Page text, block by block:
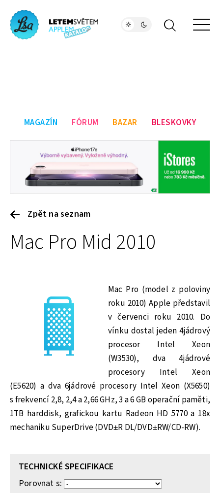
MAGAZÍN FÓRUM BAZAR BLESKOVKY
Zpět na seznam
Mac Pro Mid 2010
Mac Pro (model z poloviny
roku 2010) Apple představil
v červenci roku 2010. Do
vínku dostal jeden 4jádrový
procesor Intel Xeon
(W3530), dva 4jádrové
procesory Intel Xeon
(E5620) a dva 6jádrové procesory Intel Xeon (X5650)
s frekvencí 2,8, 2,4 a 2,66 GHz, 3 a 6 GB operační paměti,
1TB harddisk, grafickou kartu Radeon HD 5770 a 18x
mechaniku SuperDrive (DVD±R DL/DVD±RW/CD-RW).
TECHNICKÉ SPECIFIKACE
Porovnat s: